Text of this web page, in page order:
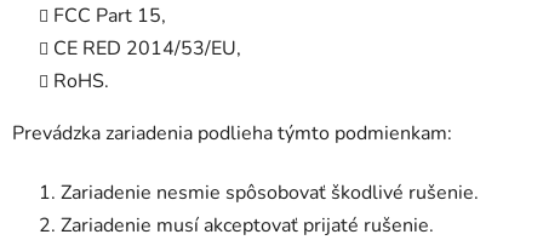
FCC Part 15,
CE RED 2014/53/EU,
RoHS.
Prevádzka zariadenia podlieha týmto podmienkam:
Zariadenie nesmie spôsobovať škodlivé rušenie.
Zariadenie musí akceptovať prijaté rušenie.